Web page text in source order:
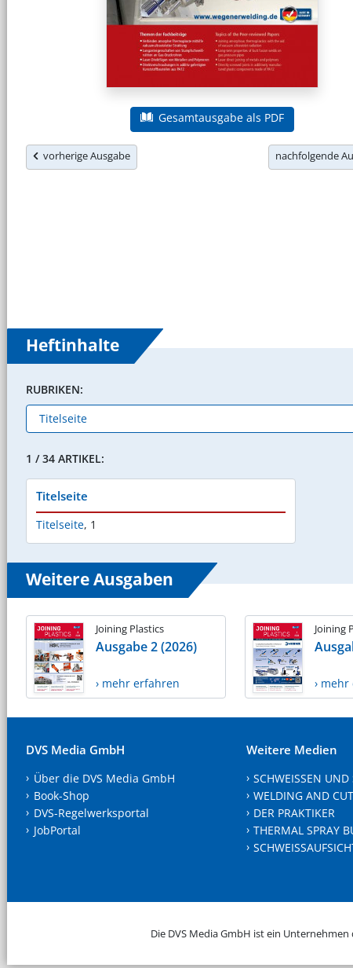
Gesamtausgabe als PDF
vorherige Ausgabe nachfolgende
Heftinhalte
RUBRIKEN:
1 / 34 ARTIKEL:
Titelseite
Titelseite, 1
Weitere Ausgaben
Joining Plastics
Ausgabe 2 (2026)
› mehr erfahren
Joining
›
DVS Media GmbH
Über die DVS Media GmbH
Book-Shop
DVS-Regelwerksportal
JobPortal
Weitere Medien
SCHWEISSEN UND
WELDING AND
DER PRAKTIKER
THERMAL SPRAY
Die DVS Media GmbH ist ein Unternehmen